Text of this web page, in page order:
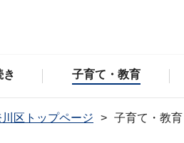
き 子育て・教育
区トップページ 子育て・教育